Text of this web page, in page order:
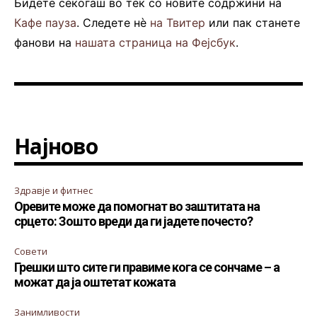
Кафе пауза. Следете нè на Твитер или пак станете
фанови на нашата страница на Фејсбук.
Најново
Здравје и фитнес
Оревите може да помогнат во заштитата на
срцето: Зошто вреди да ги јадете почесто?
Совети
Грешки што сите ги правиме кога се сончаме – а
можат да ја оштетат кожата
Занимливости